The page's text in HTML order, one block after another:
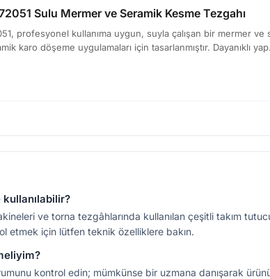
Sulu Mermer ve Seramik Kesme Tezgahı
profesyonel kullanıma uygun, suyla çalışan bir mermer
karo döşeme uygulamaları için tasarlanmıştır. Dayanıklı
ve torna tezgâhlarında kullanılan çeşitli takım
etmek için lütfen teknik özelliklere bakın.
kontrol edin; mümkünse bir uzmana danışarak